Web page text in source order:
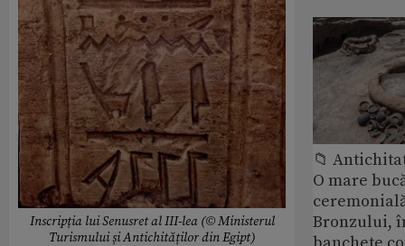
Inscripția lui Senusret al III-lea (© Ministerul
Turismului și Antichităților din Egipt)
📁
O mare
Bronzului,